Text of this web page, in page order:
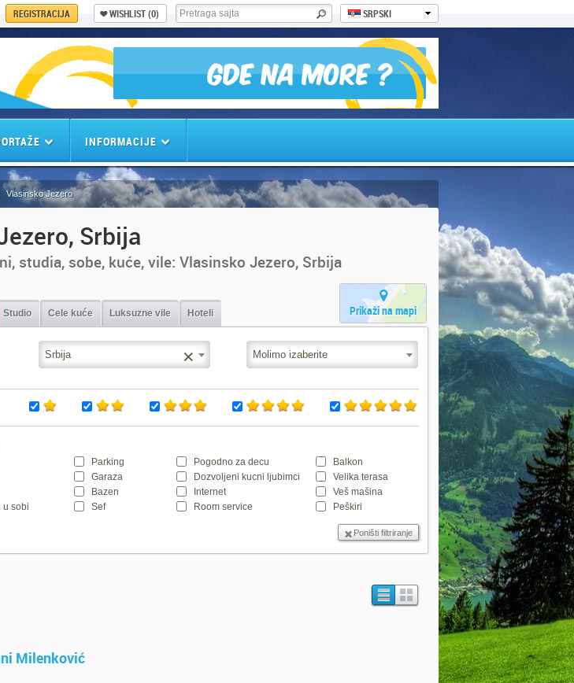
WISHLIST(0)
REGISTRACIJA SRPSKI
INFORMACIJE
Vlasinsko Jezero
Srbija
studia, sobe, kuće, vile: Vlasinsko Jezero, Srbija
Studio Cele kuće Luksuzne vile Hoteli Prikaži na mapi
Molimo izaberite
×
Srbija
u sobi
Parking
Garaza
Bazen
Sef
Pogodno za decu
Dozvoljeni kucni ljubimci
Internet
Room service
Balkon
Velika terasa
Veš mašina
Peškiri
Milenković